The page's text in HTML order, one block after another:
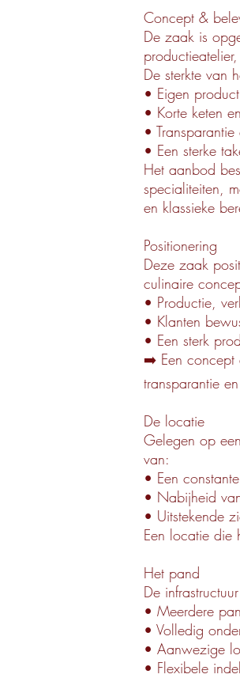
Concept &
De zaak is
De sterkte van
• Eigen
• Korte keten
•
• Een sterke
Het aanbod
specialiteiten,
en klassieke
Positionering
Deze zaak
culinaire
• Productie,
• Klanten
• Een sterk
➡️ Een concept
transparantie
De locatie
Gelegen op
van:
• Een
• Nabijheid
• Uitstekende
Een locatie die
Het pand
De
• Meerdere
• Volledig
• Aanwezige
• Flexibele